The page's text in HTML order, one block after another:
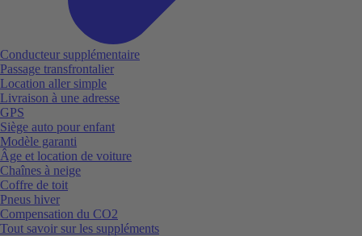
Conducteur supplémentaire
Passage transfrontalier
Location aller simple
Livraison à une adresse
GPS
Siège auto pour enfant
Modèle garanti
Âge et location de voiture
Chaînes à neige
Coffre de toit
Pneus hiver
Compensation du CO2
Tout savoir sur les suppléments